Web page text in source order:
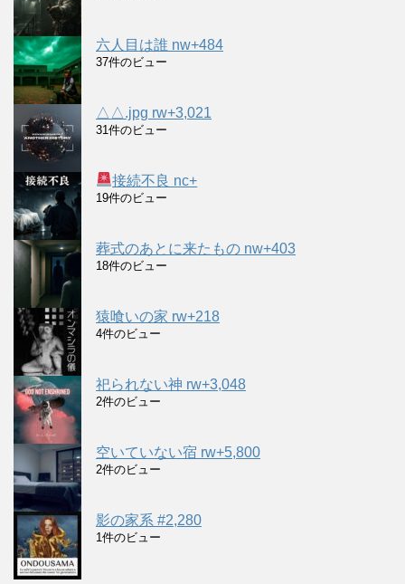
六人目は誰 nw+484
37件のビュー
△△.jpg rw+3,021
31件のビュー
接続不良 nc+
19件のビュー
葬式のあとに来たもの nw+403
18件のビュー
猿喰いの家 rw+218
4件のビュー
祀られない神 rw+3,048
2件のビュー
空いていない宿 rw+5,800
2件のビュー
影の家系 #2,280
1件のビュー